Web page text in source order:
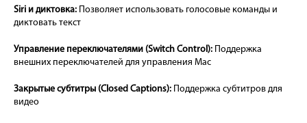
Siri и диктовка: Позволяет использовать голосовые команды и
диктовать текст
Управление переключателями (Switch Control): Поддержка
внешних переключателей для управления Mac
Закрытые субтитры (Closed Captions): Поддержка субтитров для
видео